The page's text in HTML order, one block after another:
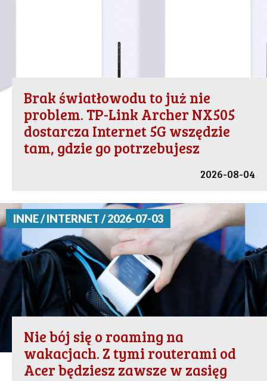
Brak światłowodu to już nie
problem. TP-Link Archer NX505
dostarcza Internet 5G wszędzie
tam, gdzie go potrzebujesz
2026-08-04
INNE / INTERNET / 2026-07-03
Nie bój się o roaming na
wakacjach. Z tymi routerami od
Acer będziesz zawsze w zasięg